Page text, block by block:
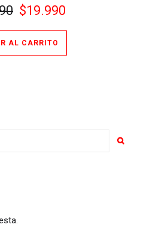
El
original
era:
$19.990
es:
AL CARRITO